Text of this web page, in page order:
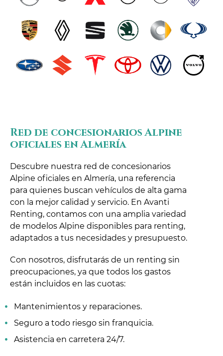
Red de concesionarios Alpine
oficiales en Almería
Descubre nuestra red de concesionarios
Alpine oficiales en Almería, una referencia
para quienes buscan vehículos de alta gama
con la mejor calidad y servicio. En Avanti
Renting, contamos con una amplia variedad
de modelos Alpine disponibles para renting,
adaptados a tus necesidades y presupuesto.
Con nosotros, disfrutarás de un renting sin
preocupaciones, ya que todos los gastos
están incluidos en las cuotas:
Mantenimientos y reparaciones.
Seguro a todo riesgo sin franquicia.
Asistencia en carretera 24/7.